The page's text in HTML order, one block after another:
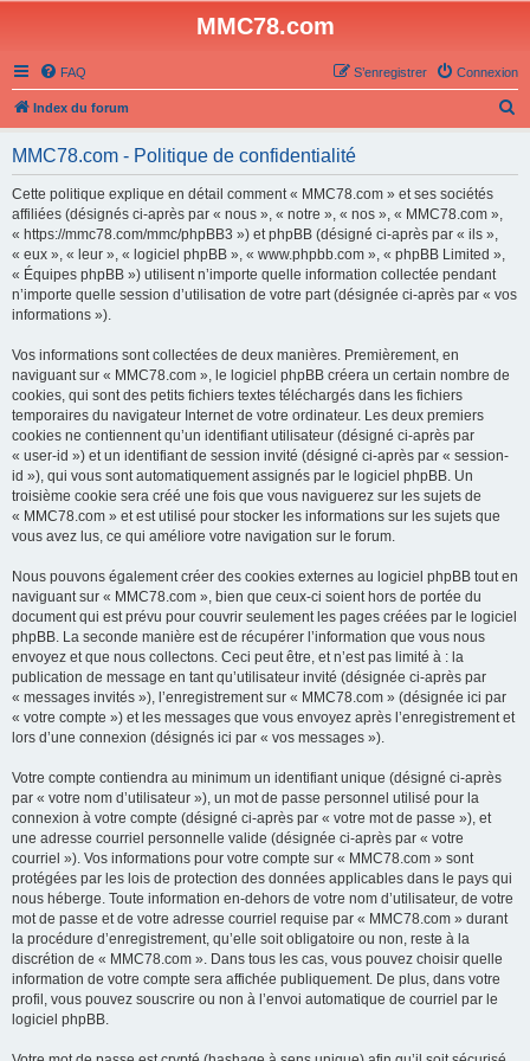
MMC78.com
FAQ Connexion
S’enregistrer
Index du forum
MMC78.com - Politique de confidentialité
Cette politique explique en détail comment « MMC78.com » et ses sociétés
affiliées (désignés ci-après par « nous », « notre », « nos », « MMC78.com »,
« https://mmc78.com/mmc/phpBB3 ») et phpBB (désigné ci-après par « ils »,
« eux », « leur », « logiciel phpBB », « www.phpbb.com », « phpBB Limited »,
« Équipes phpBB ») utilisent n’importe quelle information collectée pendant
n’importe quelle session d’utilisation de votre part (désignée ci-après par « vos
informations »).
Vos informations sont collectées de deux manières. Premièrement, en
naviguant sur « MMC78.com », le logiciel phpBB créera un certain nombre de
cookies, qui sont des petits fichiers textes téléchargés dans les fichiers
temporaires du navigateur Internet de votre ordinateur. Les deux premiers
cookies ne contiennent qu’un identifiant utilisateur (désigné ci-après par
« user-id ») et un identifiant de session invité (désigné ci-après par « session-
id »), qui vous sont automatiquement assignés par le logiciel phpBB. Un
troisième cookie sera créé une fois que vous naviguerez sur les sujets de
« MMC78.com » et est utilisé pour stocker les informations sur les sujets que
vous avez lus, ce qui améliore votre navigation sur le forum.
Nous pouvons également créer des cookies externes au logiciel phpBB tout en
naviguant sur « MMC78.com », bien que ceux-ci soient hors de portée du
document qui est prévu pour couvrir seulement les pages créées par le logiciel
phpBB. La seconde manière est de récupérer l’information que vous nous
envoyez et que nous collectons. Ceci peut être, et n’est pas limité à : la
publication de message en tant qu’utilisateur invité (désignée ci-après par
« messages invités »), l’enregistrement sur « MMC78.com » (désignée ici par
« votre compte ») et les messages que vous envoyez après l’enregistrement et
lors d’une connexion (désignés ici par « vos messages »).
Votre compte contiendra au minimum un identifiant unique (désigné ci-après
par « votre nom d’utilisateur »), un mot de passe personnel utilisé pour la
connexion à votre compte (désigné ci-après par « votre mot de passe »), et
une adresse courriel personnelle valide (désignée ci-après par « votre
courriel »). Vos informations pour votre compte sur « MMC78.com » sont
protégées par les lois de protection des données applicables dans le pays qui
nous héberge. Toute information en-dehors de votre nom d’utilisateur, de votre
mot de passe et de votre adresse courriel requise par « MMC78.com » durant
la procédure d’enregistrement, qu’elle soit obligatoire ou non, reste à la
discrétion de « MMC78.com ». Dans tous les cas, vous pouvez choisir quelle
information de votre compte sera affichée publiquement. De plus, dans votre
profil, vous pouvez souscrire ou non à l’envoi automatique de courriel par le
logiciel phpBB.